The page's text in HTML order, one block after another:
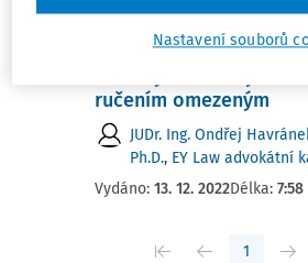
Právní následky
ručením omezeným
JUDr. Ing. Ondřej
Ph.D., EY Law advokátní
Vydáno: 13. 12. 2022Délka: 7:58
1
Nastavení souborů